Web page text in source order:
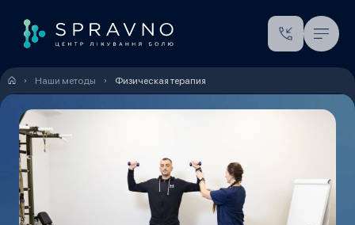
Наши методы Физическая терапия